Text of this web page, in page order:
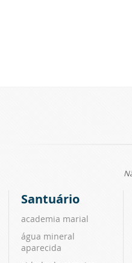
Santuário
academia marial
água mineral
aparecida